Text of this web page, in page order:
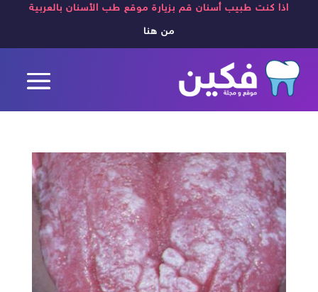
اذا كنت طبيب أسنان قم بزيارة موقع طب الأسنان بالعربية
من هنا